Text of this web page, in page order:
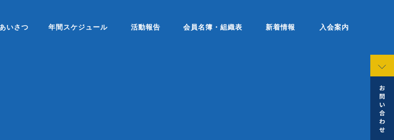
いさつ 年間スケジュール 活動報告 会員名簿・組織表 新着情報 入会案内